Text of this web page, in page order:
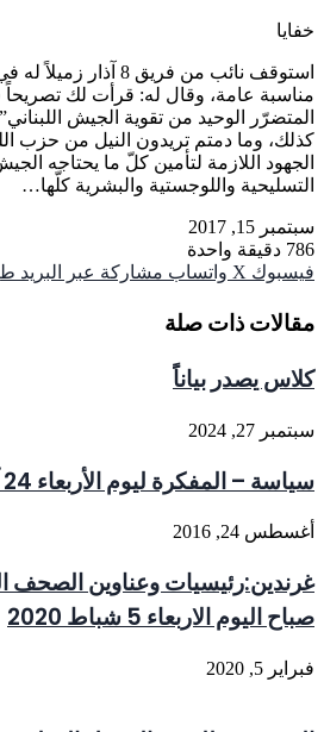
خفايا
استوقف نائب من فريق 8
مناسبة عامة، وقال له: قرأت لك
المتضرّر الوحيد من تقوية الجيش اللبناني”،
كذلك، وما دمتم تريدون النيل من حزب
الجهود اللازمة لتأمين كلّ ما يحتاجه
التسليحية واللوجستية والبشرية كلّها…
سبتمبر 15, 2017
786 دقيقة واحدة
فيسبوك ‫X واتساب مشاركة عبر البريد
مقالات ذات صلة
كلاس يصدر بياناًَ
سبتمبر 27, 2024
سياسة – المفكرة ليوم الأربعاء 24 آب 2016
أغسطس 24, 2016
غرندين:رئيسيات وعناوين الصحف
صباح اليوم الاربعاء 5 شباط 2020
فبراير 5, 2020